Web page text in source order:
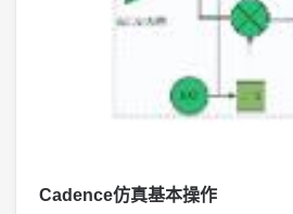
Cadence仿真基本操作